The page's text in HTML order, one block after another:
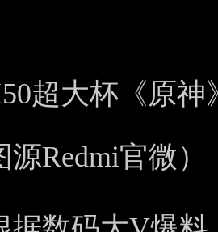
超大杯《原
Redmi官微）